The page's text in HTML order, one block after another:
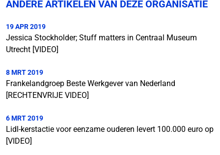
ANDERE ARTIKELEN VAN DEZE ORGANISATIE
19 APR 2019
Jessica Stockholder; Stuff matters in Centraal Museum
Utrecht [VIDEO]
8 MRT 2019
Frankelandgroep Beste Werkgever van Nederland
[RECHTENVRIJE VIDEO]
6 MRT 2019
Lidl-kerstactie voor eenzame ouderen levert 100.000 euro op
[VIDEO]